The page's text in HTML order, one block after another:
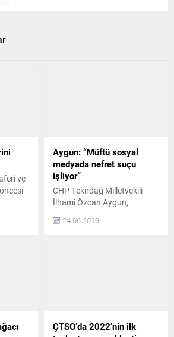
ve
Aygun: “Müftü sosyal
medyada nefret suçu
işliyor”
CHP Tekirdağ Milletvekili
İlhami Özcan Aygun,
Süleymanpaşa Müftüsü
Ayhan Okur’un, sosyal
muhalefet eden
Süleymanpaşa Müftüsü
24.06.2019
ÇTSO’da 2022’nin ilk